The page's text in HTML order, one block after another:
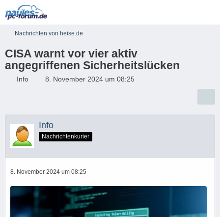
Nachrichten von heise.de
CISA warnt vor vier aktiv
angegriffenen Sicherheitslücken
Info 8. November 2024 um 08:25
Info
Nachrichtenkurier
8. November 2024 um 08:25